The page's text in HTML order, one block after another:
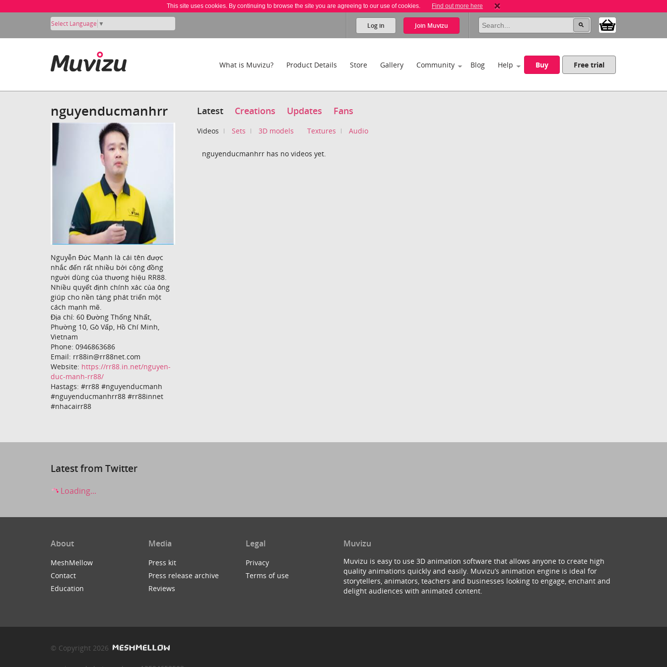
This site uses cookies. By continuing to browse the site you are agreeing to our use of cookies. Find out more here
Select Language ▼ Log in Join Muvizu
What is Muvizu? Product Details Store Gallery Community Blog Help Buy Free trial
nguyenducmanhrr
Nguyễn Đức Mạnh là cái tên được
nhắc đến rất nhiều bởi cộng đồng
người dùng của thương hiệu RR88.
Nhiều quyết định chính xác của ông
giúp cho nền tảng phát triển một
cách mạnh mẽ.
Địa chỉ: 60 Đường Thống Nhất,
Phường 10, Gò Vấp, Hồ Chí Minh,
Vietnam
Phone: 0946863686
Email: rr88in@rr88net.com
Website: https://rr88.in.net/nguyen-
duc-manh-rr88/
Hastags: #rr88 #nguyenducmanh
#nguyenducmanhrr88 #rr88innet
#nhacairr88
Latest Creations Updates Fans
Videos Sets 3D models Textures Audio
nguyenducmanhrr has no videos yet.
Latest from Twitter
Loading...
About
MeshMellow
Contact
Education
Media
Press kit
Press release archive
Reviews
Legal
Privacy
Terms of use
Muvizu
Muvizu is easy to use 3D animation software that allows anyone to create high
quality animations quickly and easily. Muvizu’s animation engine is ideal for
storytellers, animators, teachers and businesses looking to engage, enchant and
delight audiences with animated content.
© Copyright 2026